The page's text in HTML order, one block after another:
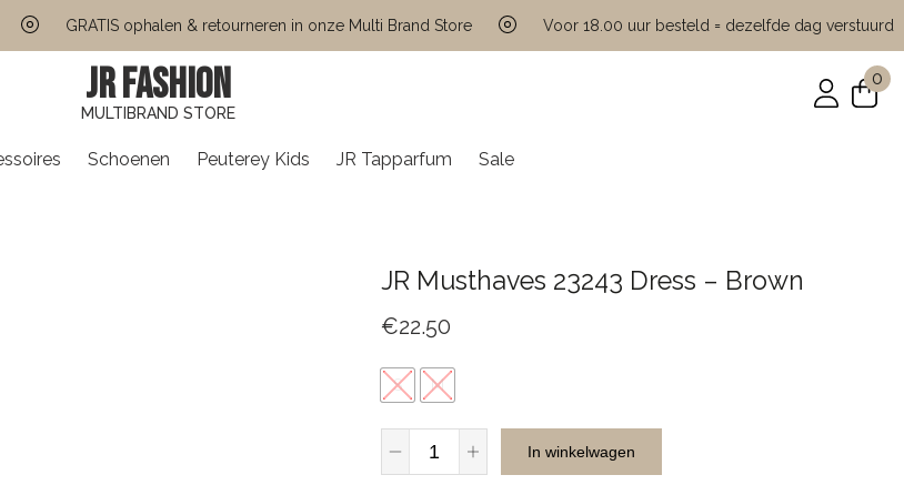
GRATIS ophalen & retourneren in onze Multi Brand Store Voor 18.00 uur besteld = dezelfde dag verstuurd
JR FASHION
MULTIBRAND STORE
0
Schoenen Peuterey Kids JR Tapparfum Sale
JR Musthaves 23243 Dress – Brown
€22.50
S M
Musthaves
In winkelwagen